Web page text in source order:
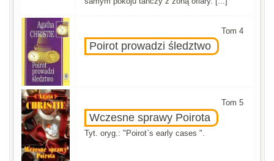
Tom 4
Poirot prowadzi śledztwo
Tom 5
Wczesne sprawy Poirota
Tyt. oryg.: "Poirot`s early cases ".